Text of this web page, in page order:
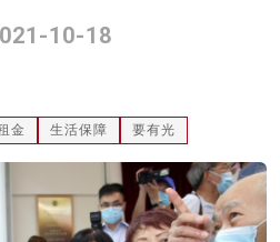
10-18
金 生活保障 要有光